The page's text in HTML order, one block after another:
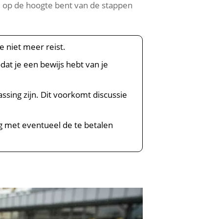
de hoogte bent van de stappen
niet meer reist.
je een bewijs hebt van je
zijn. Dit voorkomt discussie
met eventueel de te betalen